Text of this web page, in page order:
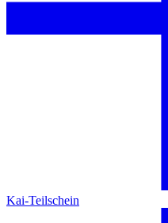
Kai-Teilschein